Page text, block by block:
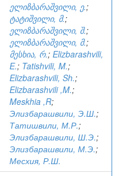
ელიზბარაშვილი, ე.;
ტატიშვილი, მ.;
ელიზბარაშვილი, შ.;
ელიზბარაშვილი, მ.;
მესხია, რ.; Elizbarashvili,
E.; Tatishvili, M.;
Elizbarashvili, Sh.;
Elizbarashvili ,M.;
Meskhia ,R;
Элизбарашвили, Э.Ш.;
Татишвили, М.Р.;
Элизбарашвили, Ш.Э.;
Элизбарашвили, М.Э.;
Месхия, Р.Ш.